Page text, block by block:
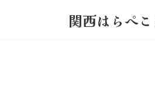
関西はらぺ